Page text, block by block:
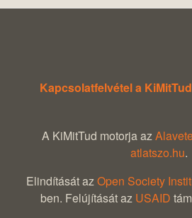
Kapcsolatfelvétel a
A KiMitTud motorja az
atlatszo.hu.
Elindítását azOpen Society
ben. Felújítását az USAID